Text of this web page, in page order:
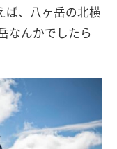
ば、八ヶ岳の北横
なんかでしたら